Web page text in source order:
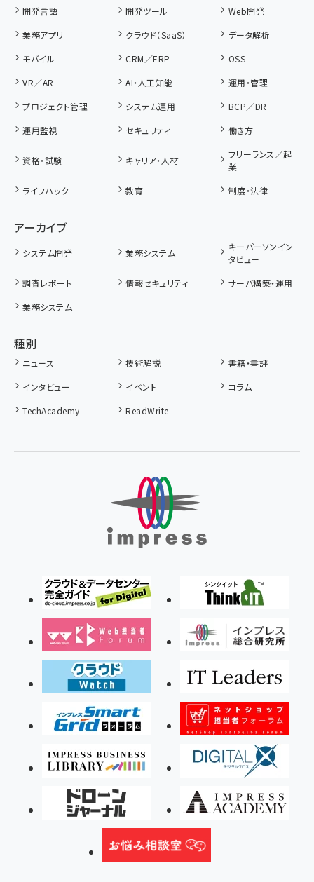
開発言語
開発ツール
Web開発
業務アプリ
クラウド（SaaS）
データ解析
モバイル
CRM／ERP
OSS
VR／AR
AI・人工知能
運用・管理
プロジェクト管理
システム運用
BCP／DR
運用監視
セキュリティ 働き方
資格・試験 キャリア・人材
フリーランス／起
業
ライフハック
教育 制度・法律
アーカイブ
システム開発 業務システム
キーパーソンイン
タビュー
調査レポート
情報セキュリティ
サーバ構築・運用
業務システム
種別
ニュース 技術解説
書籍・書評
インタビュー
イベント
コラム
TechAcademy
ReadWrite